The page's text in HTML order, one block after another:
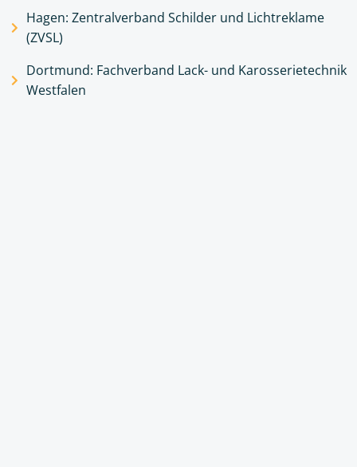
Hagen: Zentralverband Schilder und Lichtreklame
(ZVSL)
Dortmund: Fachverband Lack- und Karosserietechnik
Westfalen